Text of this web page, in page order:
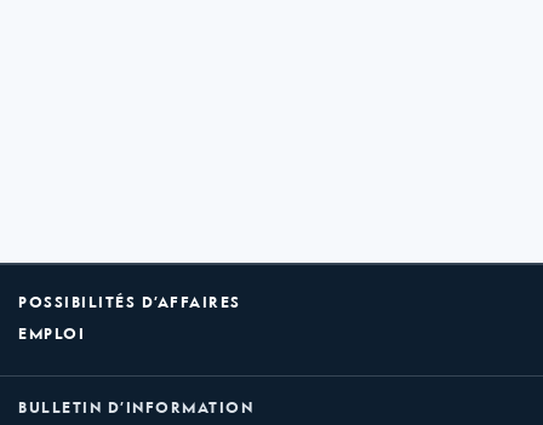
POSSIBILITÉS D’AFFAIRES
EMPLOI
BULLETIN D’INFORMATION